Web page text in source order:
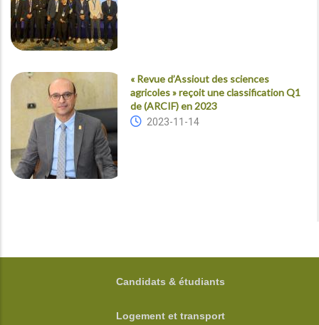
« Revue d’Assiout des sciences
agricoles » reçoit une classification Q1
de (ARCIF) en 2023
2023-11-14
FOOTER
Candidats & étudiants
Logement et transport